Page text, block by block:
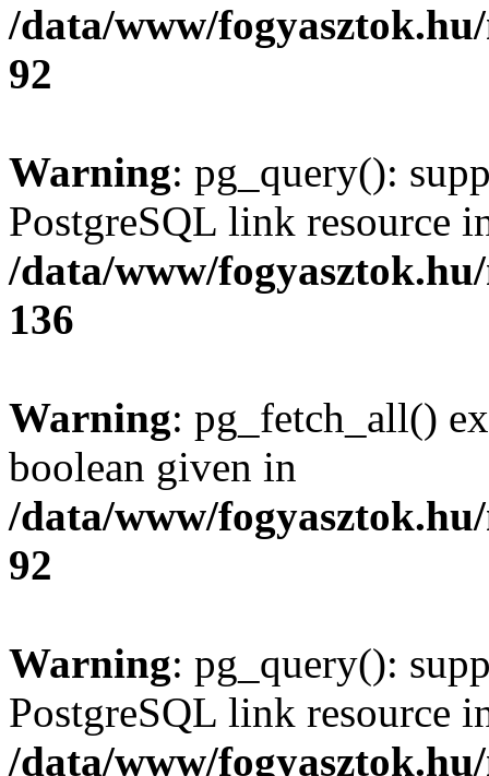
/data/www/
92
Warning: pg_query():
PostgreSQL link resource
/data/www/
136
Warning: pg_fetch_all()
boolean given in
/data/www/
92
Warning: pg_query():
PostgreSQL link resource
/data/www/